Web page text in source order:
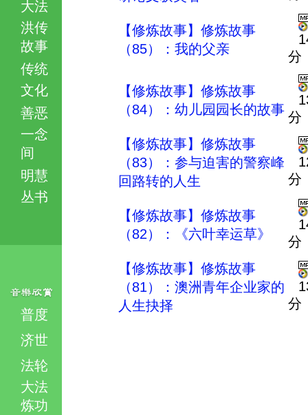
大法
洪传
故事
传统
文化
善恶
一念
间
明慧
丛书
普度
济世
法轮
大法
炼功
【修炼故事】修炼故事
（85）：我的父亲
分
【修炼故事】修炼故事
（84）：幼儿园园长的故事 分
【修炼故事】修炼故事
（83）：参与迫害的警察峰
回路转的人生
分
【修炼故事】修炼故事
（82）：《六叶幸运草》
分
【修炼故事】修炼故事
（81）：澳洲青年企业家的
人生抉择
分